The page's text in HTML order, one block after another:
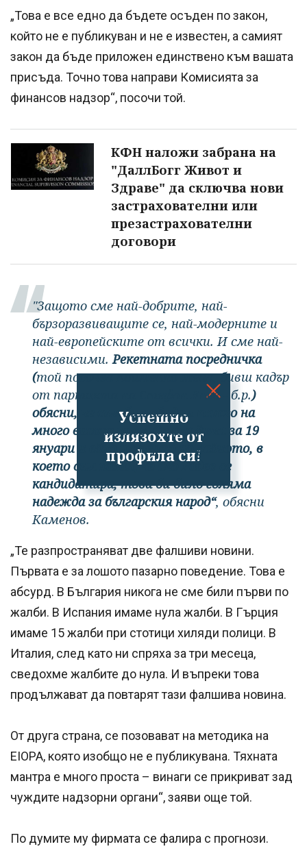
Успешно
излязохте от
профила си!
„Това е все едно да бъдете осъден по закон,
който не е публикуван и не е известен, а самият
закон да бъде приложен единствено към вашата
присъда. Точно това направи Комисията за
финансов надзор“, посочи той.
КФН наложи забрана на
"ДаллБогг Живот и
Здраве" да сключва нови
застрахователни или
презастрахователни
договори
"Защото сме най-добрите, най-
бързоразвиващите се, най-модерните и
най-европейските от всички. И сме най-
независими.Рекетната посредничка
(той посочва поименно жена, бивш кадър
от партията на Стефан Янев - б.р.)
обясни, че съм бил обидил някого на
много високо ниво. Става дума за 19
януари и едно интервю по радиото, в
което съм казал, че ако Радев се
кандидатира, това би било голяма
надежда за българския народ“, обясни
Каменов.
„Те разпространяват две фалшиви новини.
Първата е за лошото пазарно поведение. Това е
абсурд. В България никога не сме били първи по
жалби. В Испания имаме нула жалби. В Гърция
имаме 15 жалби при стотици хиляди полици. В
Италия, след като ни спряха за три месеца,
сведохме жалбите до нула. И въпреки това
продължават да повтарят тази фалшива новина.
От друга страна, се позовават на методика на
EIOPA, която изобщо не е публикувана. Тяхната
мантра е много проста – винаги се прикриват зад
чуждите надзорни органи“, заяви още той.
По думите му фирмата се фалира с прогнози.